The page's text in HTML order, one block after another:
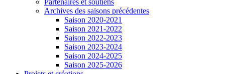
Archives des saisons précédentes
Saison 2020-2021
Saison 2021-2022
Saison 2022-2023
Saison 2023-2024
Saison 2024-2025
Saison 2025-2026